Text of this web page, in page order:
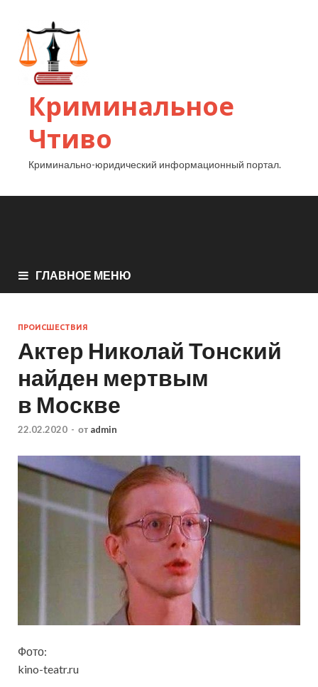
Криминальное
Чтиво
Криминально-юридический информационный портал.
ГЛАВНОЕ МЕНЮ
ПРОИСШЕСТВИЯ
Актер Николай Тонский
найден мертвым
в Москве
22.02.2020 - от admin
Фото:
kino-teatr.ru